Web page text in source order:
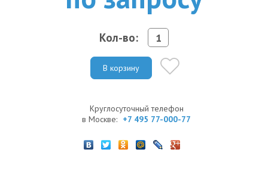
Кол-во:
В корзину
Круглосуточный телефон
в Москве: +7 495 77-000-77